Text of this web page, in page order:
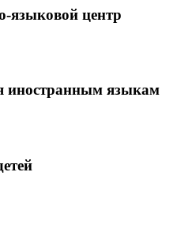
языковой центр
иностранным языкам